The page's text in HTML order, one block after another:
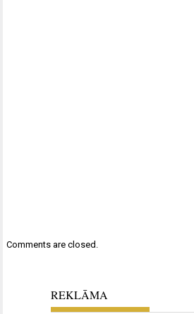
Comments are closed.
REKLĀMA